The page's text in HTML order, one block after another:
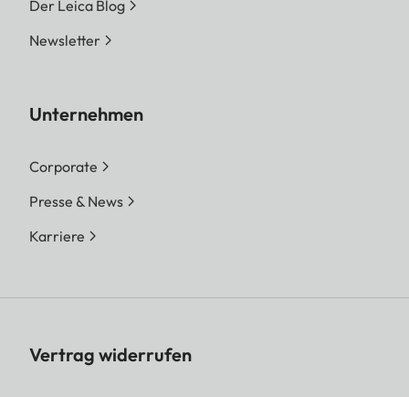
Der Leica Blog
Newsletter
Unternehmen
Corporate
Presse & News
Karriere
Vertrag widerrufen